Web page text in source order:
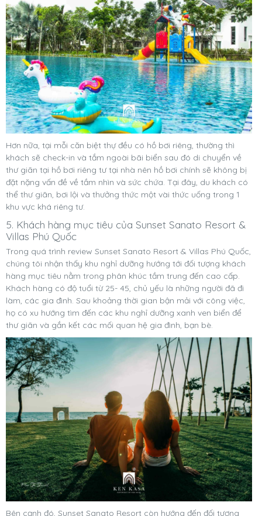
Hơn nữa, tại mỗi căn biệt thự đều có hồ bơi riêng, thường thì
khách sẽ check-in và tắm ngoài bãi biển sau đó di chuyển về
thư giãn tại hồ bơi riêng tư tại nhà nên hồ bơi chính sẽ không bị
đặt nặng vấn đề về tầm nhìn và sức chứa. Tại đây, du khách có
thể thư giãn, bơi lội và thưởng thức một vài thức uống trong 1
khu vực khá riêng tư.
5. Khách hàng mục tiêu của Sunset Sanato Resort &
Villas Phú Quốc
Trong quá trình review Sunset Sanato Resort & Villas Phú Quốc,
chúng tôi nhận thấy khu nghỉ dưỡng hướng tới đối tượng khách
hàng mục tiêu nằm trong phân khúc tầm trung đến cao cấp.
Khách hàng có độ tuổi từ 25- 45, chủ yếu là những người đã đi
làm, các gia đình. Sau khoảng thời gian bận mải với công việc,
họ có xu hướng tìm đến các khu nghỉ dưỡng xanh ven biển để
thư giãn và gắn kết các mối quan hệ gia đình, bạn bè.
Bên cạnh đó, Sunset Sanato Resort còn hướng đến đối tượng